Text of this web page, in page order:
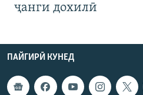
ҷанги дохилӣ
ПАЙГИРӢ КУНЕД